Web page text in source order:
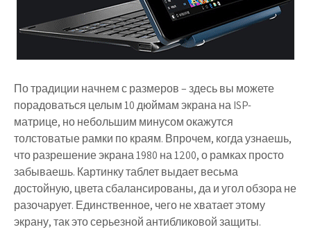
По традиции начнем с размеров – здесь вы можете
порадоваться целым 10 дюймам экрана на ISP-
матрице, но небольшим минусом окажутся
толстоватые рамки по краям. Впрочем, когда узнаешь,
что разрешение экрана 1980 на 1200, о рамках просто
забываешь. Картинку таблет выдает весьма
достойную, цвета сбалансированы, да и угол обзора не
разочарует. Единственное, чего не хватает этому
экрану, так это серьезной антибликовой защиты.